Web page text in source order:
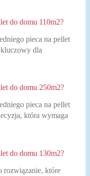
do domu 110m2?
pieca na pellet
dla
do domu 250m2?
pieca na pellet
która wymaga
do domu 130m2?
rozwiązanie, które